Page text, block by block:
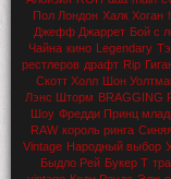
Пол Лондон Халк Хоган
Джефф Джаррет Бой с
Чайна кино Legendary
рестлеров драфт Rip
Скотт Холл Шон
Лэнс Шторм BRAGGING
Шоу Фредди Принц
RAW король ринга
Vintage Народный выбор
Быдло Рей Букер Т